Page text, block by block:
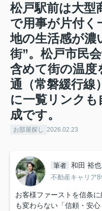
松戸駅前は大型
で用事が片付く
地の生活感が濃
街”。松戸市民
含めて街の温度
通（常磐緩行線
に一覧リンク
成です。
お部屋探し 2026.02.23
筆者 和田 裕也
不動産キャリア8
お客様ファーストを信条
も変わらない「信頼・安